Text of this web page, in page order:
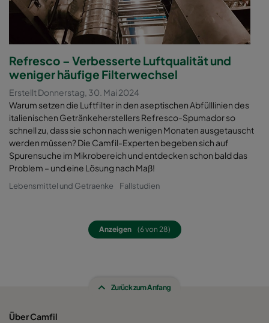
Refresco – Verbesserte Luftqualität und
weniger häufige Filterwechsel
Erstellt Donnerstag, 30. Mai 2024
Warum setzen die Luftfilter in den aseptischen Abfülllinien des
italienischen Getränkeherstellers Refresco-Spumador so
schnell zu, dass sie schon nach wenigen Monaten ausgetauscht
werden müssen? Die Camfil-Experten begeben sich auf
Spurensuche im Mikrobereich und entdecken schon bald das
Problem – und eine Lösung nach Maß!
Lebensmittel und Getraenke Fallstudien
Anzeigen (6 von 28)
Zurück zum Anfang
Über Camfil